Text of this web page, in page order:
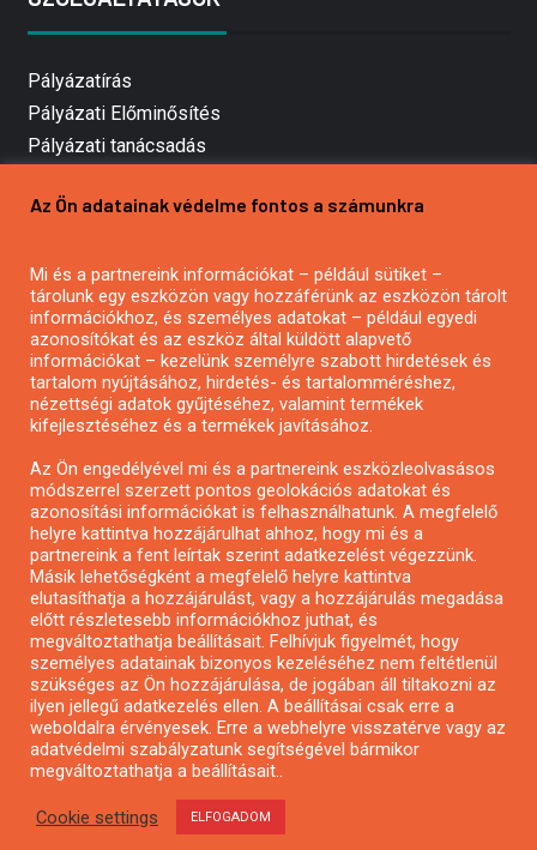
Pályázatírás
Pályázati Előminősítés
Pályázati tanácsadás
Mezőgazdasági pályázatírás
Pályázatírás civil szervezeteknek
Pályázatírás önkormányzatoknak
Pályázatfigyelés
Specifikus pályázatfigyelés vagy hírlevél
Pályázatok magánszemélyeknek
Pályázatok civil szervezeteknek
Pályázatok vállalkozásoknak
Önkormányzati pályázatok
Mezőgazdasági pályázatok
Falusi turizmus pályázatok
Napelem pályázatok
GINOP pályázatok
Copyright © All rights reserved.
Az Ön adatainak védelme fontos a számunkra
Mi és a partnereink információkat – például sütiket –
tárolunk egy eszközön vagy hozzáférünk az eszközön tárolt
információkhoz, és személyes adatokat – például egyedi
azonosítókat és az eszköz által küldött alapvető
információkat – kezelünk személyre szabott hirdetések és
tartalom nyújtásához, hirdetés- és tartalomméréshez,
nézettségi adatok gyűjtéséhez, valamint termékek
kifejlesztéséhez és a termékek javításához.
Az Ön engedélyével mi és a partnereink eszközleolvasásos
módszerrel szerzett pontos geolokációs adatokat és
azonosítási információkat is felhasználhatunk. A megfelelő
helyre kattintva hozzájárulhat ahhoz, hogy mi és a
partnereink a fent leírtak szerint adatkezelést végezzünk.
Másik lehetőségként a megfelelő helyre kattintva
elutasíthatja a hozzájárulást, vagy a hozzájárulás megadása
előtt részletesebb információkhoz juthat, és
megváltoztathatja beállításait. Felhívjuk figyelmét, hogy
személyes adatainak bizonyos kezeléséhez nem feltétlenül
szükséges az Ön hozzájárulása, de jogában áll tiltakozni az
ilyen jellegű adatkezelés ellen. A beállításai csak erre a
weboldalra érvényesek. Erre a webhelyre visszatérve vagy az
adatvédelmi szabályzatunk segítségével bármikor
megváltoztathatja a beállításait..
Cookie settings ELFOGADOM